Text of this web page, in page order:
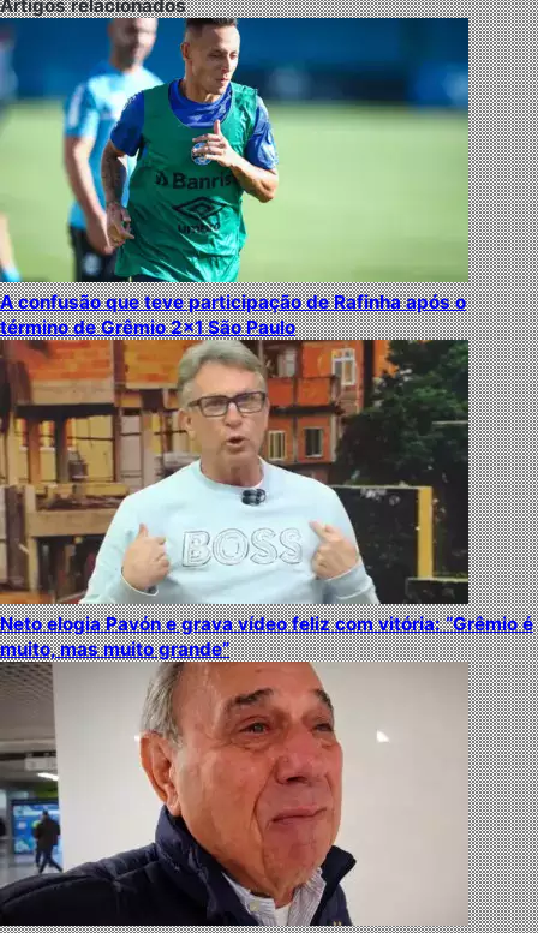
Artigos relacionados
A confusão que teve participação de Rafinha após o
término de Grêmio 2×1 São Paulo
Neto elogia Pavón e grava vídeo feliz com vitória: “Grêmio é
muito, mas muito grande”